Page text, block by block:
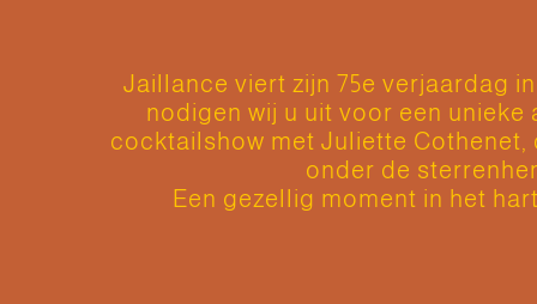
Jaillance viert zijn 75e verjaardag
nodigen wij u uit voor een
cocktailshow met Juliette
onder de
Een gezellig moment in het